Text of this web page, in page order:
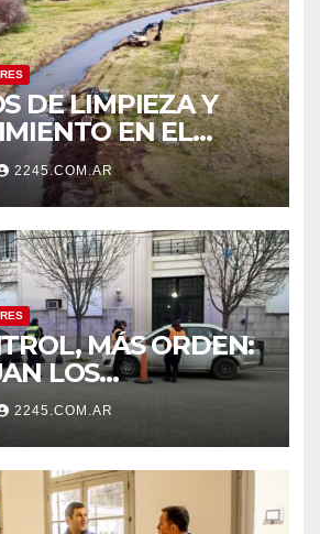
DE LIMPIEZA Y
EN EL
PICASA
2245.COM.AR
MÁS ORDEN:
LOS
PREVENTIVOS
EN DOLORES
2245.COM.AR